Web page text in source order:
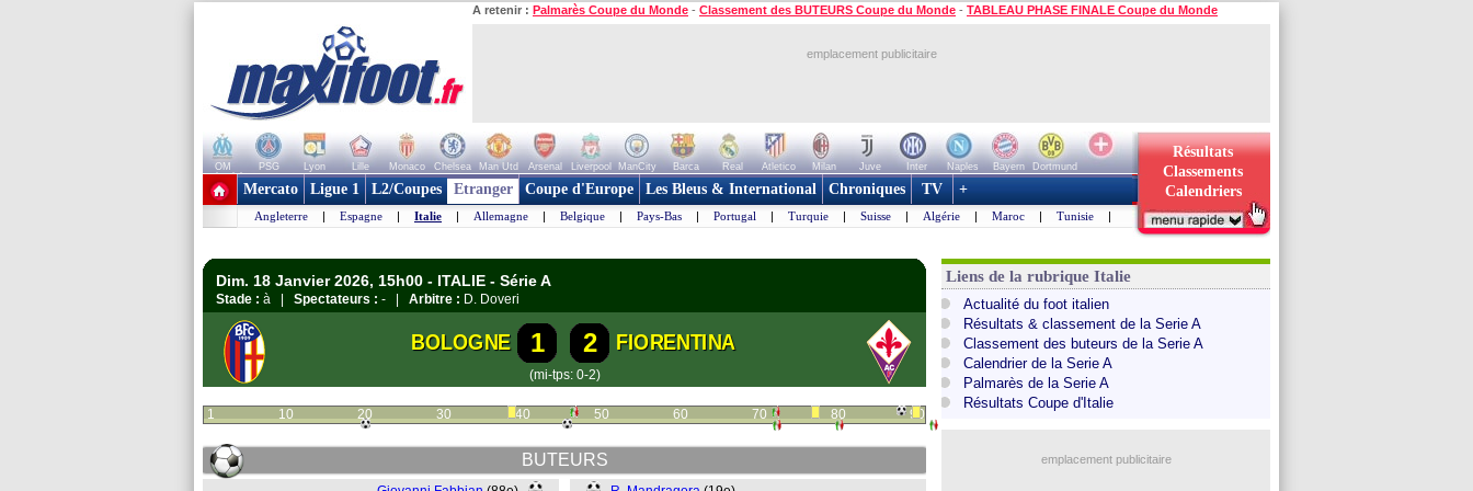
A retenir : Palmarès Coupe du Monde - Classement des BUTEURS Coupe du Monde - TABLEAU PHASE FINALE Coupe du Monde
emplacement publicitaire
OM PSG Lyon Lille Monaco Chelsea Man Utd Arsenal Liverpool ManCity Barca Real Atletico Milan Juve Inter Naples Bayern
Dortmund
+ de clubs
Résultats
Classements
Calendriers
Mercato Ligue 1 L2/Coupes Etranger Coupe d'Europe Les Bleus & International Chroniques TV +
Angleterre | Espagne | Italie | Allemagne | Belgique | Pays-Bas | Portugal | Turquie | Suisse | Algérie | Maroc | Tunisie |
Dim. 18 Janvier 2026, 15h00 - ITALIE - Série A
Stade : à | Spectateurs : - | Arbitre : D. Doveri
BOLOGNE 1 2 FIORENTINA
(mi-tps: 0-2)
1 10 20 30 40 50 60 70 80 90
BUTEURS
Liens de la rubrique Italie
Actualité du foot italien
Résultats & classement de la Serie A
Classement des buteurs de la Serie A
Calendrier de la Serie A
Palmarès de la Serie A
Résultats Coupe d'Italie
emplacement publicitaire